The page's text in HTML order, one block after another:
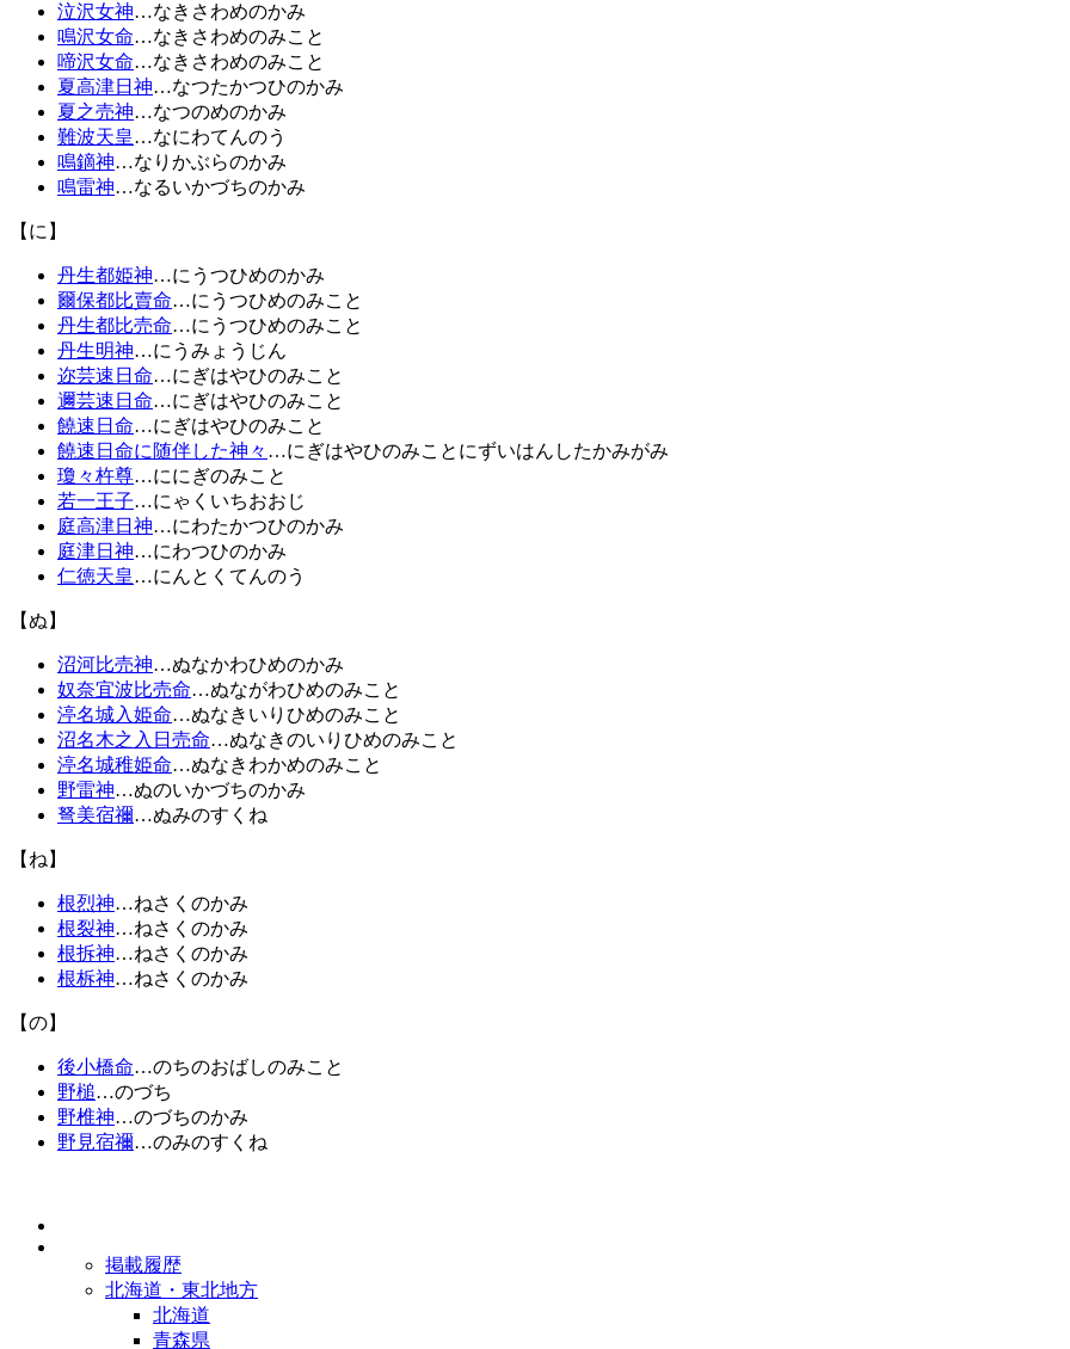
泣沢女神…なきさわめのかみ
鳴沢女命…なきさわめのみこと
啼沢女命…なきさわめのみこと
夏高津日神…なつたかつひのかみ
夏之売神…なつのめのかみ
難波天皇…なにわてんのう
鳴鏑神…なりかぶらのかみ
鳴雷神…なるいかづちのかみ
【に】
丹生都姫神…にうつひめのかみ
爾保都比賣命…にうつひめのみこと
丹生都比売命…にうつひめのみこと
丹生明神…にうみょうじん
迩芸速日命…にぎはやひのみこと
邇芸速日命…にぎはやひのみこと
饒速日命…にぎはやひのみこと
饒速日命に随伴した神々 …にぎはやひのみことにずいはんしたかみがみ
瓊々杵尊…ににぎのみこと
若一王子…にゃくいちおおじ
庭高津日神…にわたかつひのかみ
庭津日神…にわつひのかみ
仁徳天皇…にんとくてんのう
【ぬ】
沼河比売神…ぬなかわひめのかみ
奴奈宜波比売命…ぬながわひめのみこと
渟名城入姫命…ぬなきいりひめのみこと
沼名木之入日売命…ぬなきのいりひめのみこと
渟名城稚姫命…ぬなきわかめのみこと
野雷神…ぬのいかづちのかみ
弩美宿禰…ぬみのすくね
【ね】
根烈神…ねさくのかみ
根裂神…ねさくのかみ
根拆神…ねさくのかみ
根柝神…ねさくのかみ
【の】
後小橋命…のちのおばしのみこと
野槌…のづち
野椎神…のづちのかみ
野見宿禰…のみのすくね
掲載履歴
北海道・東北地方
北海道
青森県